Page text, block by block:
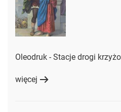
Oleodruk - Stacje drogi
więcej